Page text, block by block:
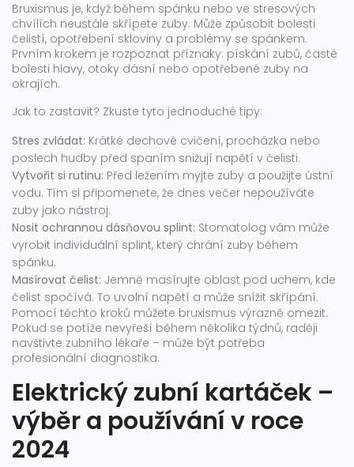
Bruxismus je, když během spánku nebo ve stresových
chvílích neustále skřípete zuby. Může způsobit bolesti
čelistí, opotřebení skloviny a problémy se spánkem.
Prvním krokem je rozpoznat příznaky: pískání zubů, časté
bolesti hlavy, otoky dásní nebo opotřebené zuby na
okrajích.
Jak to zastavit? Zkuste tyto jednoduché tipy:
Stres zvládat: Krátké dechové cvičení, procházka nebo
poslech hudby před spaním snižují napětí v čelisti.
Vytvořit si rutinu: Před ležením myjte zuby a použijte ústní
vodu. Tím si připomenete, že dnes večer nepoužíváte
zuby jako nástroj.
Nosit ochrannou dásňovou splint: Stomatolog vám může
vyrobit individuální splint, který chrání zuby během
spánku.
Masírovat čelist: Jemně masírujte oblast pod uchem, kde
čelist spočívá. To uvolní napětí a může snížit skřípání.
Pomocí těchto kroků můžete bruxismus výrazně omezit.
Pokud se potíže nevyřeší během několika týdnů, raději
navštivte zubního lékaře – může být potřeba
profesionální diagnostika.
Elektrický zubní kartáček –
výběr a používání v roce
2024